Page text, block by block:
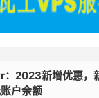
2023新增优惠，
户余额